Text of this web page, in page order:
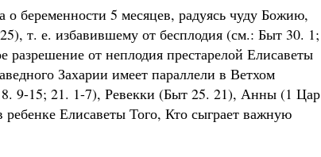
о беременности 5 месяцев, радуясь чуду Божию,
т. е. избавившему от бесплодия (см.: Быт 30. 1;
от неплодия престарелой Елисаветы
Захарии имеет параллели в Ветхом
9-15; 21. 1-7), Ревекки (Быт 25. 21), Анны (1 Цар
Елисаветы Того, Кто сыграет важную